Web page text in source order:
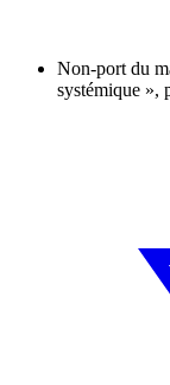
Non-port du
systémique »,